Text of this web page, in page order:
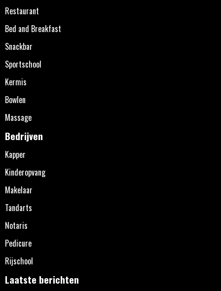
Restaurant
Bed and Breakfast
Snackbar
Sportschool
Kermis
Bowlen
Massage
Bedrijven
Kapper
Kinderopvang
Makelaar
Tandarts
Notaris
Pedicure
Rijschool
Laatste berichten